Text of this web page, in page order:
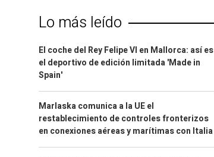
Lo más leído
El coche del Rey Felipe VI en Mallorca: así es
el deportivo de edición limitada 'Made in
Spain'
Marlaska comunica a la UE el
restablecimiento de controles fronterizos
en conexiones aéreas y marítimas con Italia